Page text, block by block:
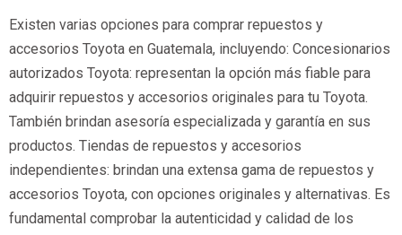
Existen varias opciones para comprar repuestos y
accesorios Toyota en Guatemala, incluyendo: Concesionarios
autorizados Toyota: representan la opción más fiable para
adquirir repuestos y accesorios originales para tu Toyota.
También brindan asesoría especializada y garantía en sus
productos. Tiendas de repuestos y accesorios
independientes: brindan una extensa gama de repuestos y
accesorios Toyota, con opciones originales y alternativas. Es
fundamental comprobar la autenticidad y calidad de los